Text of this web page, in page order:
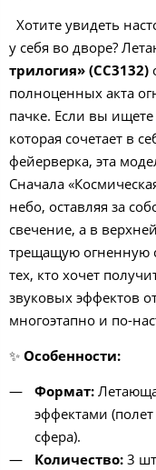
Хотите увидеть
у себя во дворе?
трилогия» (СС3132)
полноценных акта
пачке. Если вы
которая сочетает в
фейерверка, эта
Сначала
небо, оставляя за
свечение, а в
трещащую огненную
тех, кто хочет
звуковых эффектов
многоэтапно и по-
✨ Особенности:
Формат:
эффектами
сфера).
Количество:3